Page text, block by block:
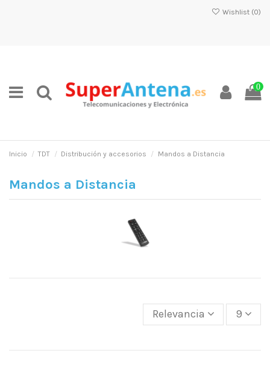
Wishlist (0)
0
Inicio TDT Distribución y accesorios Mandos a Distancia
Mandos a Distancia
Relevancia 9